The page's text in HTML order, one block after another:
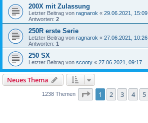
200X mit Zulassung
Letzter Beitrag von ragnarok « 29.06.2021, 15:09
Antworten: 2
250R erste Serie
Letzter Beitrag von ragnarok « 27.06.2021, 10:26
Antworten: 1
250 SX
Letzter Beitrag von scooty « 27.06.2021, 09:17
Neues Thema
1238 Themen Seite 1von 50
1 2 3 4 5